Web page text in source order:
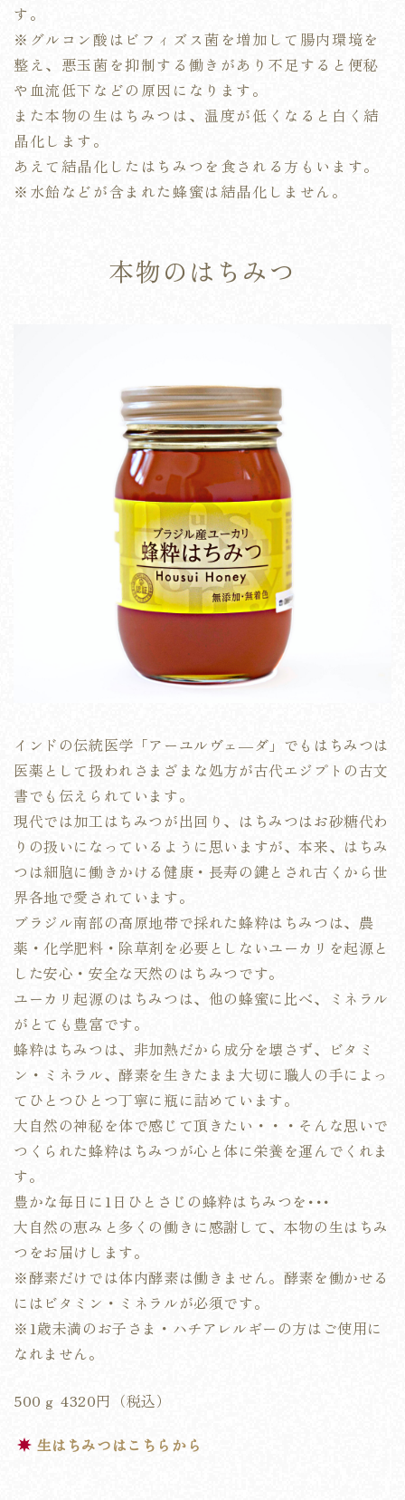
す。
※グルコン酸はビフィズス菌を増加して腸内環境を
整え、悪玉菌を抑制する働きがあり不足すると便秘
や血流低下などの原因になります。
また本物の生はちみつは、温度が低くなると白く結
晶化します。
あえて結晶化したはちみつを食される方もいます。
※水飴などが含まれた蜂蜜は結晶化しません。
本物のはちみつ
インドの伝統医学「アーユルヴェ―ダ」でもはちみつは
医薬として扱われさまざまな処方が古代エジプトの古文
書でも伝えられています。
現代では加工はちみつが出回り、はちみつはお砂糖代わ
りの扱いになっているように思いますが、本来、はちみ
つは細胞に働きかける健康・長寿の鍵とされ古くから世
界各地で愛されています。
ブラジル南部の高原地帯で採れた蜂粋はちみつは、農
薬・化学肥料・除草剤を必要としないユーカリを起源と
した安心・安全な天然のはちみつです。
ユーカリ起源のはちみつは、他の蜂蜜に比べ、ミネラル
がとても豊富です。
蜂粋はちみつは、非加熱だから成分を壊さず、ビタミ
ン・ミネラル、酵素を生きたまま大切に職人の手によっ
てひとつひとつ丁寧に瓶に詰めています。
大自然の神秘を体で感じて頂きたい・・・そんな思いで
つくられた蜂粋はちみつが心と体に栄養を運んでくれま
す。
豊かな毎日に1日ひとさじの蜂粋はちみつを･･･
大自然の恵みと多くの働きに感謝して、本物の生はちみ
つをお届けします。
※酵素だけでは体内酵素は働きません。酵素を働かせる
にはビタミン・ミネラルが必須です。
※1歳未満のお子さま・ハチアレルギーの方はご使用に
なれません。
500ｇ 4320円（税込）
生はちみつはこちらから